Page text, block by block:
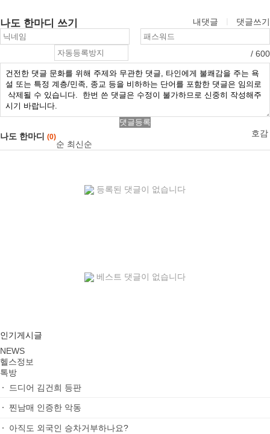
나도 한마디 쓰기 내댓글 댓글쓰기
/ 600
댓글등록
나도 한마디 (0)
호감
순 최신순
등록된 댓글이 없습니다
베스트 댓글이 없습니다
인기게시글
NEWS
헬스정보
톡방
드디어 김건희 등판
찐남매 인증한 악동
아직도 외국인 승차거부하나요?